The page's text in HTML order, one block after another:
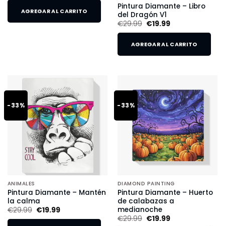
AGREGAR AL CARRITO
Pintura Diamante – Libro
del Dragón V1
€29.99 €19.99
AGREGAR AL CARRITO
-33%
ANIMALES
Pintura Diamante – Mantén
la calma
€29.99 €19.99
-33%
DIAMOND PAINTING
Pintura Diamante – Huerto
de calabazas a
medianoche
€29.99 €19.99